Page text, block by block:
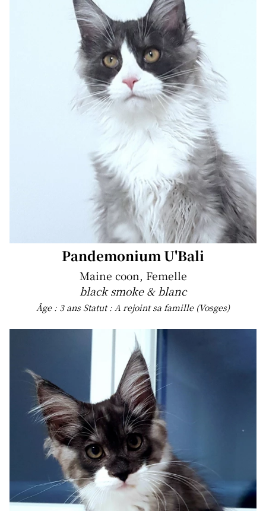
Pandemonium U'Bali
Maine coon, Femelle
black smoke & blanc
Âge : 3 ans Statut : A rejoint sa famille (Vosges)